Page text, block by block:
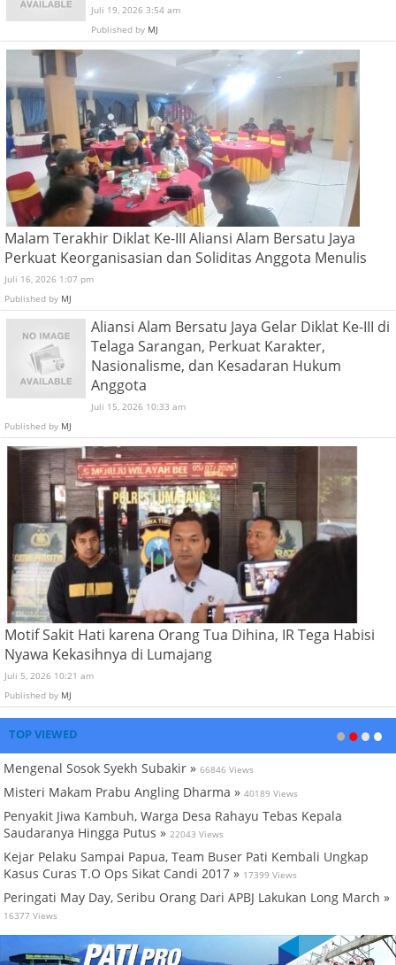
Juli 19, 2026 3:54 am
Published by MJ
Malam Terakhir Diklat Ke-III Aliansi Alam Bersatu Jaya
Perkuat Keorganisasian dan Soliditas Anggota Menulis
Juli 16, 2026 1:07 pm
Published by MJ
Aliansi Alam Bersatu Jaya Gelar Diklat Ke-III di
Telaga Sarangan, Perkuat Karakter,
Nasionalisme, dan Kesadaran Hukum
Anggota
Juli 15, 2026 10:33 am
Published by MJ
Motif Sakit Hati karena Orang Tua Dihina, IR Tega Habisi
Nyawa Kekasihnya di Lumajang
Juli 5, 2026 10:21 am
Published by MJ
TOP VIEWED
Mengenal Sosok Syekh Subakir » 66846 Views
Misteri Makam Prabu Angling Dharma » 40189 Views
Penyakit Jiwa Kambuh, Warga Desa Rahayu Tebas Kepala
Saudaranya Hingga Putus » 22043 Views
Kejar Pelaku Sampai Papua, Team Buser Pati Kembali Ungkap
Kasus Curas T.O Ops Sikat Candi 2017 » 17399 Views
Peringati May Day, Seribu Orang Dari APBJ Lakukan Long March »
16377 Views